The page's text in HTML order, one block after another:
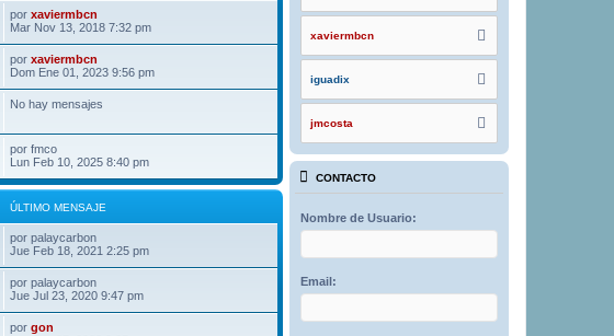
por xaviermbcn
Mar Nov 13, 2018 7:32 pm
por xaviermbcn
Dom Ene 01, 2023 9:56 pm
No hay mensajes
por fmco
Lun Feb 10, 2025 8:40 pm
ÚLTIMO MENSAJE
por palaycarbon
Jue Feb 18, 2021 2:25 pm
por palaycarbon
Jue Jul 23, 2020 9:47 pm
por gon
xaviermbcn
iguadix
jmcosta
CONTACTO
Nombre de Usuario:
Email: